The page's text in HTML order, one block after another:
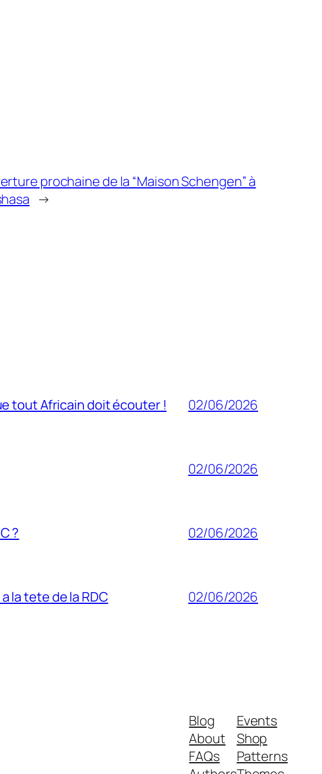
prochaine de la “Maison Schengen” à
→
tout Africain doit écouter ! 02/06/2026
02/06/2026
? 02/06/2026
la tete de la RDC 02/06/2026
Blog
About
FAQs
Events
Shop
Patterns